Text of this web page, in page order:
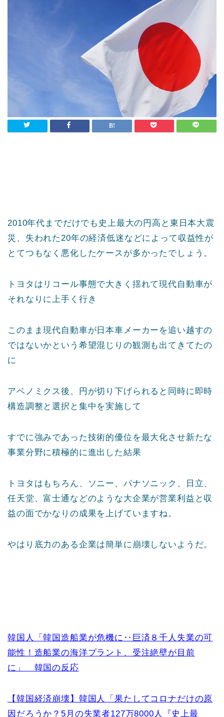
2010年代までだけでも史上最大の円高と東日本大震
災、失われた20年の経済低迷などによって収益性が
とてつもなく悪化したケースが多かったでしょう。
トヨタはリコール事態で大きく揺れて現代自動車が
それなりに上手く行き
このまま現代自動車が日本車メーカーを追い越すの
ではないかという希望混じりの観測も出てきてたの
に
アベノミクス後、円が切り下げられると同時に即時
構造調整と選択と集中を実施して
すでに強みであった技術的優位を最大化させ新たな
事業分野に積極的に進出した結果
トヨタはもちろん、ソニー、パナソニック、日立、
任天堂、富士通などのような大企業が営業利益と収
益の面でかなりの成果を上げていますね。
やはり底力のある企業は簡単に崩壊しないようだ。
韓国人「韓国造船業が危機に‥巨済８千人失業の可
能性！造船業の海洋プラント、受注絶壁が目前
に」 韓国の反応
【韓国経済崩壊】韓国人「果たしてコロナだけの原
因だろうか？5月の失業者127万8000人『史上最